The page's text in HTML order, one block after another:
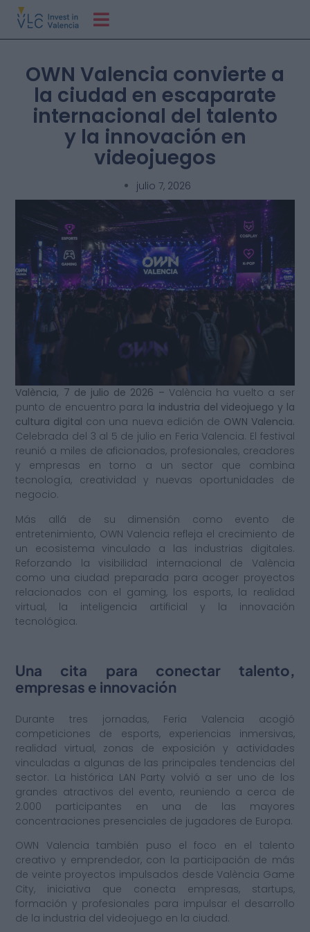
OWN Valencia convierte a
la ciudad en escaparate
internacional del talento
y la innovación en
videojuegos
julio 7, 2026
València, 7 de julio de 2026 – València ha vuelto a ser
punto de encuentro para la industria del videojuego y la
cultura digital con una nueva edición de OWN Valencia.
Celebrada del 3 al 5 de julio en Feria Valencia. El festival
reunió a miles de aficionados, profesionales, creadores
y empresas en torno a un sector que combina
tecnología, creatividad y nuevas oportunidades de
negocio.
Más allá de su dimensión como evento de
entretenimiento, OWN Valencia refleja el crecimiento de
un ecosistema vinculado a las industrias digitales.
Reforzando la visibilidad internacional de València
como una ciudad preparada para acoger proyectos
relacionados con el gaming, los esports, la realidad
virtual, la inteligencia artificial y la innovación
tecnológica.
Una cita para conectar talento,
empresas e innovación
Durante tres jornadas, Feria Valencia acogió
competiciones de esports, experiencias inmersivas,
realidad virtual, zonas de exposición y actividades
vinculadas a algunas de las principales tendencias del
sector. La histórica LAN Party volvió a ser uno de los
grandes atractivos del evento, reuniendo a cerca de
2.000 participantes en una de las mayores
concentraciones presenciales de jugadores de Europa.
OWN Valencia también puso el foco en el talento
creativo y emprendedor, con la participación de más
de veinte proyectos impulsados desde València Game
City, iniciativa que conecta empresas, startups,
formación y profesionales para impulsar el desarrollo
de la industria del videojuego en la ciudad.